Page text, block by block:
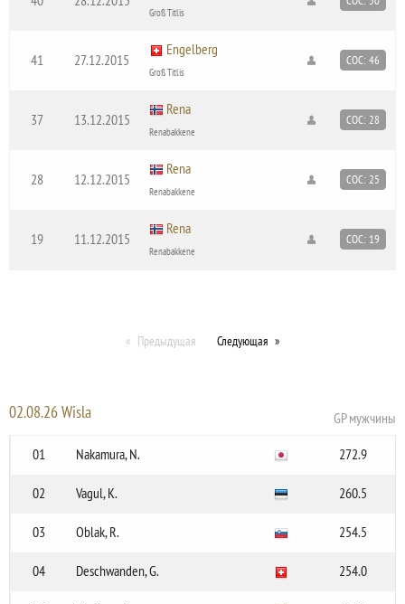
Groß Titlis
41 27.12.2015
Engelberg
Groß Titlis
COC: 46
37 13.12.2015
Rena
Renabakkene
COC: 28
28 12.12.2015
Rena
Renabakkene
COC: 25
19 11.12.2015
Rena
Renabakkene
COC: 19
Предыдущая Следующая
02.08.26 Wisla
GP мужчины
01
Nakamura, N. 272.9
02 Vagul, K. 260.5
03 Oblak, R. 254.5
04 Deschwanden, G. 254.0